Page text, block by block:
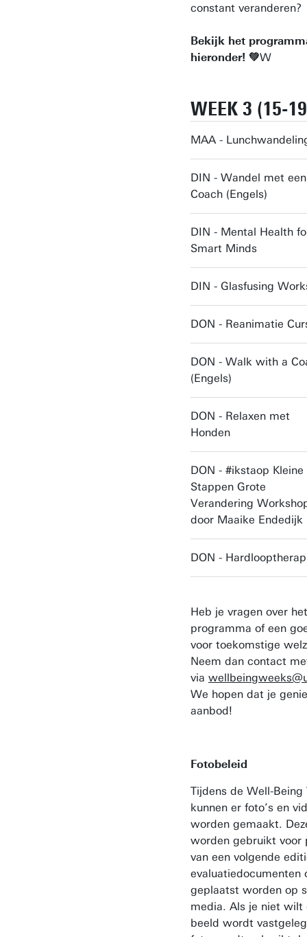
constant veranderen?
Bekijk het
hieronder! 💚W
WEEK 3 (15-
MAA -
DIN - Wandel met een
Coach (Engels)
DIN - Mental Health
Smart Minds
DIN - Glasfusing
DON - Reanimatie
DON - Walk with a
(Engels)
DON - Relaxen met
Honden
DON - #ikstaop Kleine
Stappen Grote
Verandering
door Maaike Endedijk
DON -
Heb je vragen over het
programma of een
voor toekomstige
Neem dan contact
via
We hopen dat je
aanbod!
Fotobeleid
Tijdens de Well-Being
kunnen er foto’s en
worden gemaakt.
worden gebruikt voor
van een volgende
evaluatiedocumenten
geplaatst worden op
media. Als je niet wilt
beeld wordt